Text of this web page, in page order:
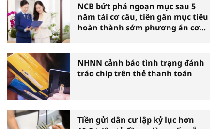
NCB bứt phá ngoạn mục sau 5
năm tái cơ cấu, tiến gần mục tiêu
hoàn thành sớm phương án cơ
NHNN cảnh báo tình trạng đánh
tráo chip trên thẻ thanh toán
Tiền gửi dân cư lập kỷ lục hơn